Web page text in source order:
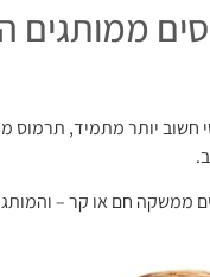
ממותגים
חשוב יותר מתמיד, תרמוס
ממשקה חם או קר –